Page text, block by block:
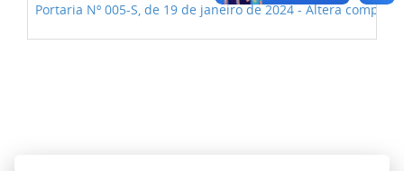
Portaria Nº 005-S, de 19 de janeiro de 2024 - Altera